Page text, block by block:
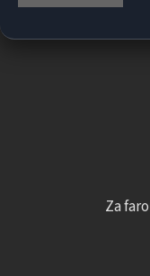
Za